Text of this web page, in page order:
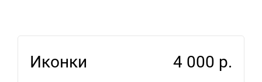
Иконки 4 000 р.